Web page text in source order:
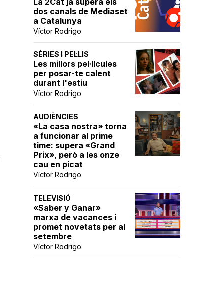
dos canals de Mediaset
a Catalunya
Víctor Rodrigo
SÈRIES I PEL·LIS
Les millors pel·lícules
per posar-te calent
durant l'estiu
Víctor Rodrigo
AUDIÈNCIES
«La casa nostra» torna
a funcionar al prime
time: supera «Grand
Prix», però a les onze
cau en picat
Víctor Rodrigo
TELEVISIÓ
«Saber y Ganar»
marxa de vacances i
promet novetats per al
setembre
Víctor Rodrigo